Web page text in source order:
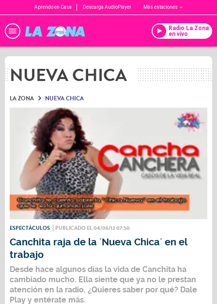
Aprendo en Casa Descarga AudioPlayer Más estaciones
Radio La Zona
en vivo
NUEVA CHICA
LA ZONA NUEVA CHICA
ESPECTÁCULOS PUBLICADO EL 04/06/12 07:50
Canchita raja de la ´Nueva Chica´ en el
trabajo
Desde hace algunos días la vida de Canchita ha
cambiado mucho. Ella siente que ya no le prestan
atención en la radio. ¿Quieres saber por qué? Dale
Play y entérate más.